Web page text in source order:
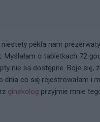
pekła nam
Myślałam o tabletkach 72
nie sa dostępne. Boje się,
dnia co się rejestrowałam i
ginekolog przyjmie mnie